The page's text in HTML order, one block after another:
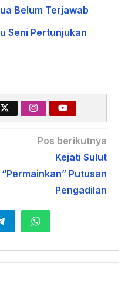
Belum Terjawab
Seni Pertunjukan
Pos berikutnya
Kejati Sulut
“Permainkan” Putusan
Pengadilan